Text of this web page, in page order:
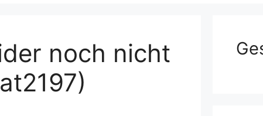
noch nicht